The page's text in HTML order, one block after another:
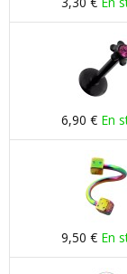
6,90 € En
9,50 € En